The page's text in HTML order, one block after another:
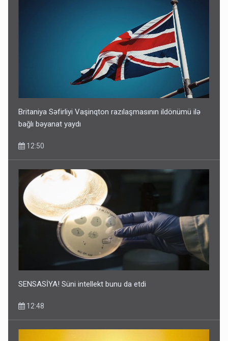
Britaniya Səfirliyi Vaşinqton razılaşmasının ildönümü ilə
bağlı bəyanat yaydı
12:50
SENSASİYA! Süni intellekt bunu da etdi
12:48